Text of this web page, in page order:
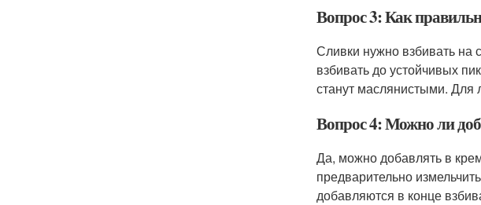
Вопрос 3: Как
Сливки нужно взбивать на
взбивать до устойчивых
станут маслянистыми. Для
Вопрос 4: Можно ли
Да, можно добавлять в
предварительно
добавляются в конце